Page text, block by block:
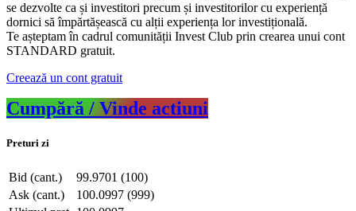
se dezvolte ca și investitori precum și investitorilor cu experiență
dornici să împărtășească cu alții experiența lor investițională.
Te așteptam în cadrul comunității Invest Club prin crearea unui cont
STANDARD gratuit.
Creează un cont gratuit
Cumpără / Vinde actiuni
Preturi zi
Bid (cant.)
99.9701 (100)
Ask (cant.)
100.0997 (999)